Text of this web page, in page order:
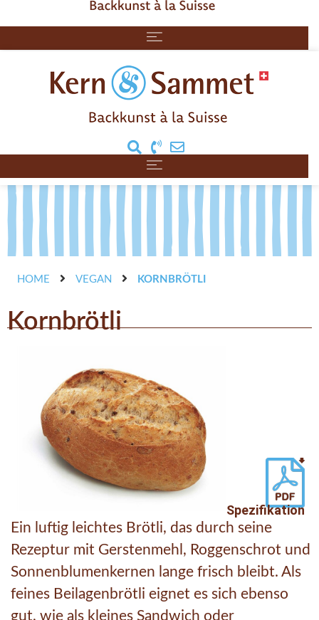
HOME VEGAN KORNBRÖTLI
Kornbrötli
Spezifikation
Ein luftig leichtes Brötli, das durch seine
Rezeptur mit Gerstenmehl, Roggenschrot und
Sonnenblumenkernen lange frisch bleibt. Als
feines Beilagenbrötli eignet es sich ebenso
gut, wie als kleines Sandwich oder